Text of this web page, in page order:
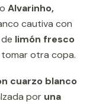
Alvarinho,
cautiva con
limón fresco
otra copa.
cuarzo blanco
por una